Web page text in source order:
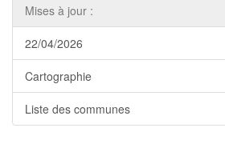
Mises à jour :
22/04/2026
Cartographie
Liste des communes